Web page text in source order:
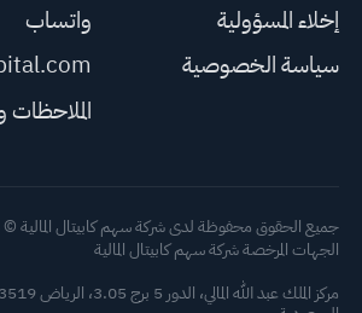
إخلاء المسؤولية
سياسة الخصوصية
واتساب
الملاحظات
جميع الحقوق محفوظة لدى شركة سهم كابيتال المالية © 2026
الجهات المرخصة شركة سهم كابيتال المالية